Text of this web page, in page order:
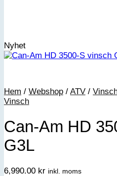
Nyhet
Hem / Webshop / ATV /
Vinsch
Can-Am HD
G3L
6,990.00 kr inkl. moms